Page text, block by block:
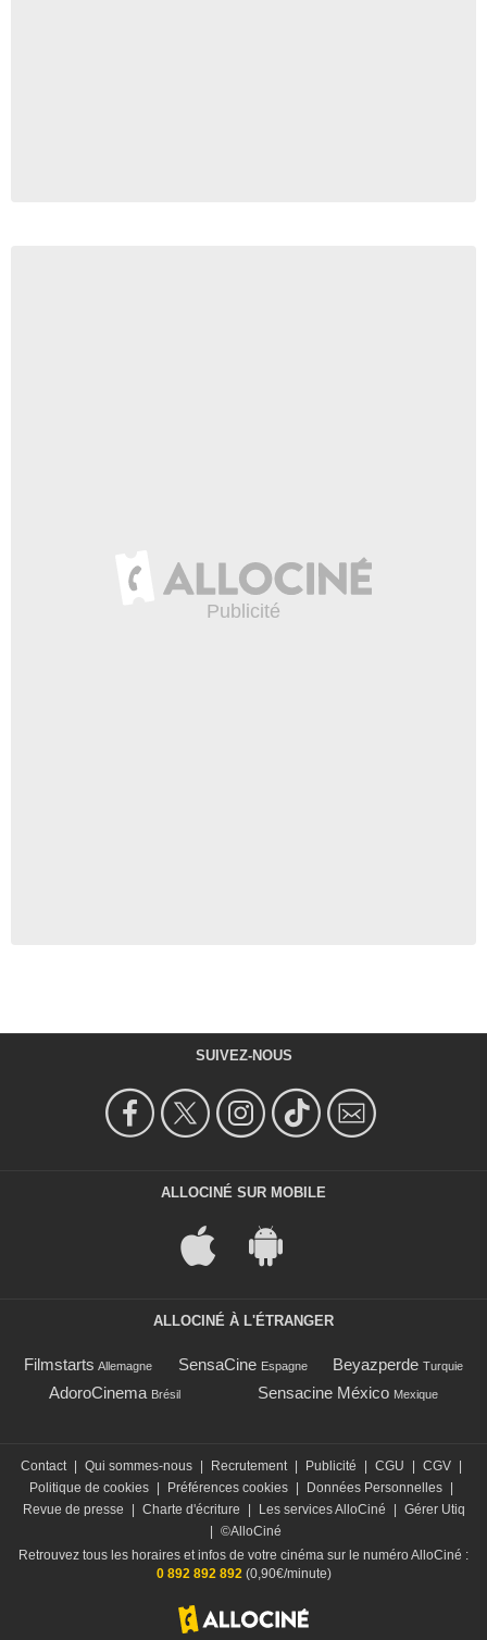
SUIVEZ-NOUS
ALLOCINÉ SUR MOBILE
ALLOCINÉ À L'ÉTRANGER
Filmstarts Allemagne SensaCine Espagne Beyazperde Turquie
AdoroCinema Brésil Sensacine México Mexique
Contact | Qui sommes-nous | Recrutement | Publicité | CGU | CGV |
Politique de cookies | Préférences cookies | Données Personnelles |
Revue de presse
| Charte d'écriture | Les services AlloCiné | Gérer Utiq
| ©AlloCiné
Retrouvez tous les horaires et infos de votre cinéma sur le numéro AlloCiné :
0 892 892 892 (0,90€/minute)